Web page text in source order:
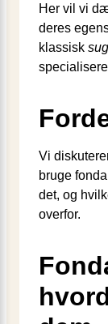
Her vil vi
deres
klassisk
Vi
bruge
det, og
overfor.